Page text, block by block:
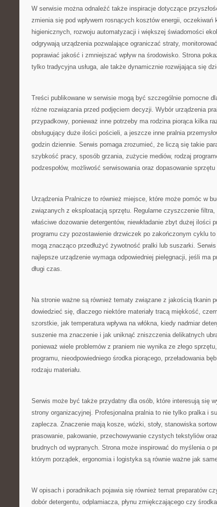
W serwisie można odnaleźć także inspiracje dotyczące
zmienia się pod wpływem rosnących kosztów energii, oczekiwań
higienicznych, rozwoju automatyzacji i większej świadomości
odgrywają urządzenia pozwalające ograniczać straty,
poprawiać jakość i zmniejszać wpływ na środowisko. Strona
tylko tradycyjna usługa, ale także dynamicznie rozwijająca się
Treści publikowane w serwisie mogą być szczególnie pomocne
różne rozwiązania przed podjęciem decyzji. Wybór urządzenia
przypadkowy, ponieważ inne potrzeby ma rodzina piorąca kilka
obsługujący duże ilości pościeli, a jeszcze inne pralnia
godzin dziennie. Serwis pomaga zrozumieć, że liczą się takie
szybkość pracy, sposób grzania, zużycie mediów, rodzaj
podzespołów, możliwość serwisowania oraz dopasowanie
Urządzenia Pralnicze to również miejsce, które może pomóc w
związanych z eksploatacją sprzętu. Regularne czyszczenie
właściwe dozowanie detergentów, niewkładanie zbyt dużej ilości
programu czy pozostawienie drzwiczek po zakończonym cyklu to
mogą znacząco przedłużyć żywotność pralki lub suszarki.
najlepsze urządzenie wymaga odpowiedniej pielęgnacji, jeśli ma
długi czas.
Na stronie ważne są również tematy związane z jakością tkanin
dowiedzieć się, dlaczego niektóre materiały tracą miękkość,
szorstkie, jak temperatura wpływa na włókna, kiedy nadmiar
suszenie ma znaczenie i jak uniknąć zniszczenia delikatnych
ponieważ wiele problemów z praniem nie wynika ze złego
programu, nieodpowiedniego środka piorącego, przeładowania
rodzaju materiału.
Serwis może być także przydatny dla osób, które interesują się
strony organizacyjnej. Profesjonalna pralnia to nie tylko pralka i
zaplecza. Znaczenie mają kosze, wózki, stoły, stanowiska
prasowanie, pakowanie, przechowywanie czystych tekstyliów
brudnych od wypranych. Strona może inspirować do myślenia o
którym porządek, ergonomia i logistyka są równie ważne jak
W opisach i poradnikach pojawia się również temat preparatów
dobór detergentu, odplamiacza, płynu zmiękczającego czy